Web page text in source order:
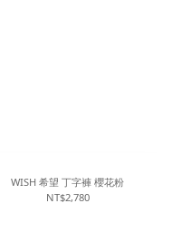
WISH 希望 丁字褲 櫻花粉
NT$2,780